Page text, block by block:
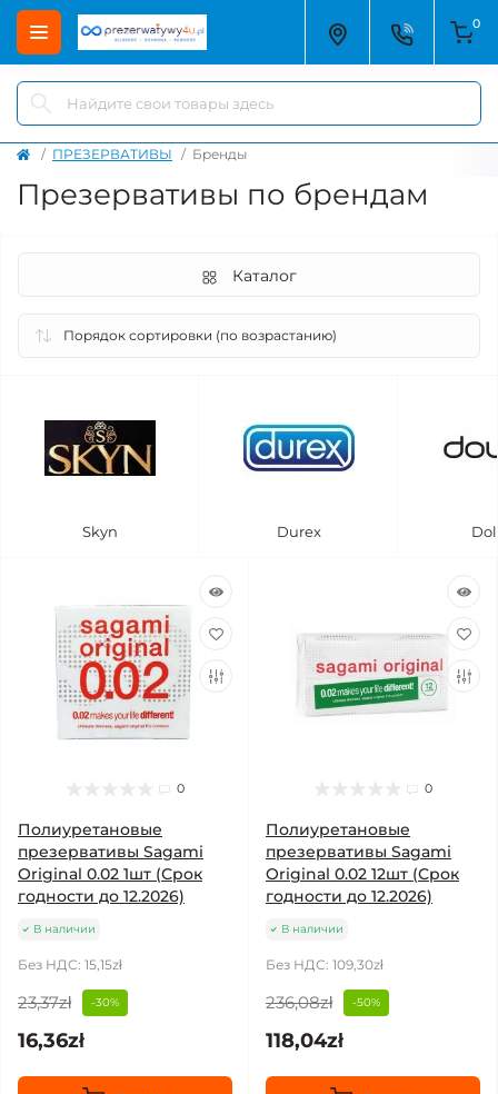
0
ПРЕЗЕРВАТИВЫ Бренды
Презервативы по брендам
Каталог
Skyn Durex
0
Полиуретановые
презервативы Sagami
Original 0.02 1шт (Срок
годности до 12.2026)
В наличии
Без НДС: 15,15zł
23,37zł -30%
16,36zł
0
Полиуретановые
презервативы Sagami
Original 0.02 12шт (Срок
годности до 12.2026)
В наличии
Без НДС: 109,30zł
236,08zł -50%
118,04zł